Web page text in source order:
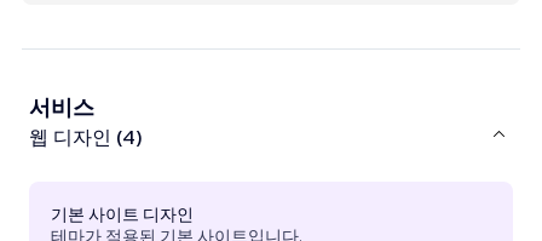
서비스
웹 디자인 (4)
기본 사이트 디자인
테마가 적용된 기본 사이트입니다.